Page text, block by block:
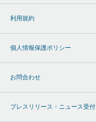
利用規約
個人情報保護ポリシー
お問合わせ
プレスリリース・ニュース受付